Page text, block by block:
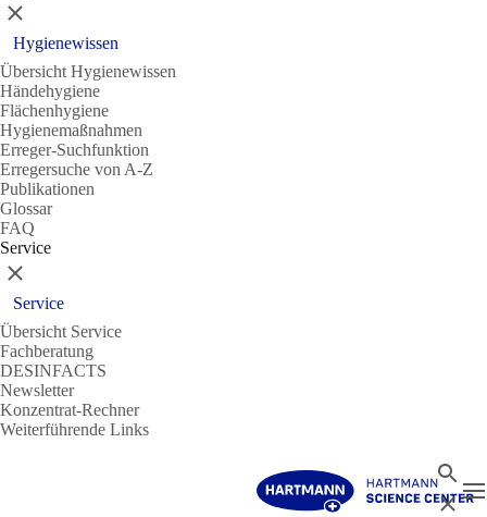
Schließen
Hygienewissen
Übersicht Hygienewissen
Händehygiene
Flächenhygiene
Hygienemaßnahmen
Erreger-Suchfunktion
Erregersuche von A-Z
Publikationen
Glossar
FAQ
Service
Schließen
Service
Übersicht Service
Fachberatung
DESINFACTS
Newsletter
Konzentrat-Rechner
Weiterführende Links
Suche